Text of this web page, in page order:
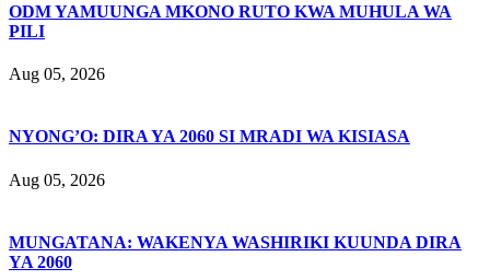
ODM YAMUUNGA MKONO RUTO KWA MUHULA WA
PILI
Aug 05, 2026
NYONG’O: DIRA YA 2060 SI MRADI WA KISIASA
Aug 05, 2026
MUNGATANA: WAKENYA WASHIRIKI KUUNDA DIRA
YA 2060